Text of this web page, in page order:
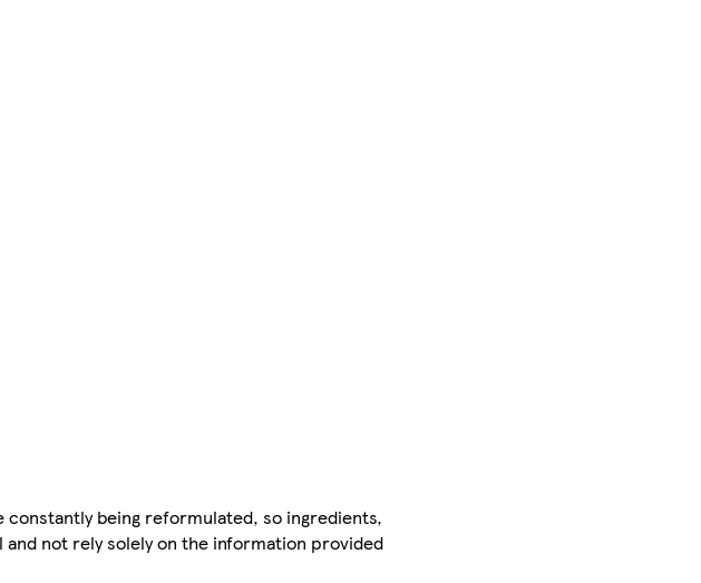
being reformulated, so ingredients,
not rely solely on the information provided